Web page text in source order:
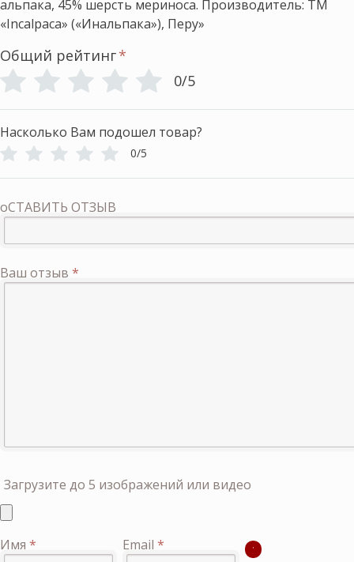
альпака, 45% шерсть мериноса. Производитель: ТМ
«Incalpaca» («Инальпака»), Перу»
Общий рейтинг*
0/5
Насколько Вам подошел товар?
0/5
оСТАВИТЬ ОТЗЫВ
Ваш отзыв *
Загрузите до 5 изображений или видео
Имя * Email *